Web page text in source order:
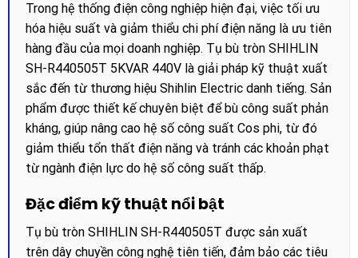
Trong hệ thống điện công nghiệp hiện đại, việc tối ưu
hóa hiệu suất và giảm thiểu chi phí điện năng là ưu tiên
hàng đầu của mọi doanh nghiệp. Tụ bù tròn SHIHLIN
SH-R440505T 5KVAR 440V là giải pháp kỹ thuật xuất
sắc đến từ thương hiệu Shihlin Electric danh tiếng. Sản
phẩm được thiết kế chuyên biệt để bù công suất phản
kháng, giúp nâng cao hệ số công suất Cos phi, từ đó
giảm thiểu tổn thất điện năng và tránh các khoản phạt
từ ngành điện lực do hệ số công suất thấp.
Đặc điểm kỹ thuật nổi bật
Tụ bù tròn SHIHLIN SH-R440505T được sản xuất
trên dây chuyền công nghệ tiên tiến, đảm bảo các tiêu